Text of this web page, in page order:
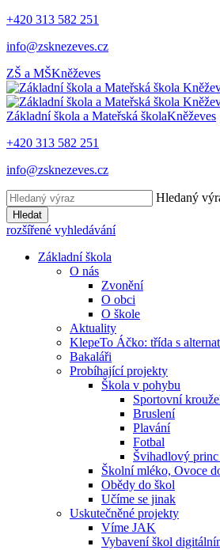
+420 313 582 251
info@zsknezeves.cz
ZŠ a MŠKněževes
Základní škola a Mateřská školaKněževes
+420 313 582 251
info@zsknezeves.cz
Hledaný
Hledat
rozšířené vyhledávání
Základní škola
O nás
Zvonění
O obci
O škole
Aktuality
KlepeTo Áčko: třída s
Bakaláři
Probíhající projekty
Škola v pohybu
Sportovní
Bruslení
Plavání
Fotbal
Švihadlový princ
Školní mléko, Ovoce
Obědy do škol
Učíme se jinak
Uskutečněné projekty
Víme JAK
Vybavení škol